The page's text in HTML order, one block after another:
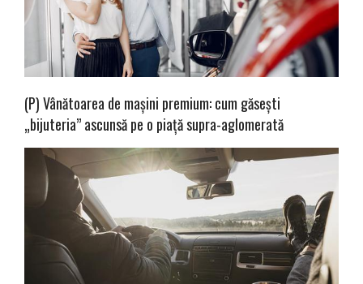
(P) Vânătoarea de mașini premium: cum găsești
„bijuteria” ascunsă pe o piață supra-aglomerată